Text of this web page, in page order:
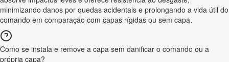
minimizando danos por quedas acidentais e prolongando a vida útil do
comando em comparação com capas rígidas ou sem capa.
Como se instala e remove a capa sem danificar o comando ou a
própria capa?